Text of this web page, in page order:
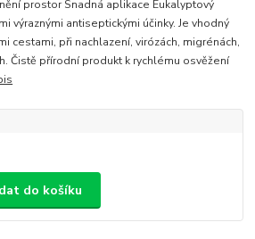
prostor Snadná aplikace Eukalyptový
výraznými antiseptickými účinky. Je vhodný
cestami, při nachlazení, virózách, migrénách,
Čistě přírodní produkt k rychlému osvěžení
do košíku